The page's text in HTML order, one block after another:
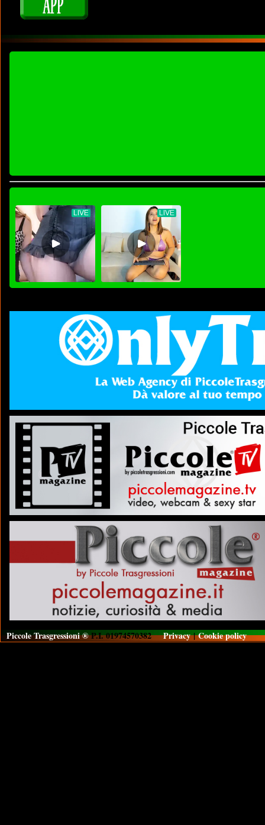
Piccole Trasgressioni ®P.I. 01974570382Privacy|Cookie policy